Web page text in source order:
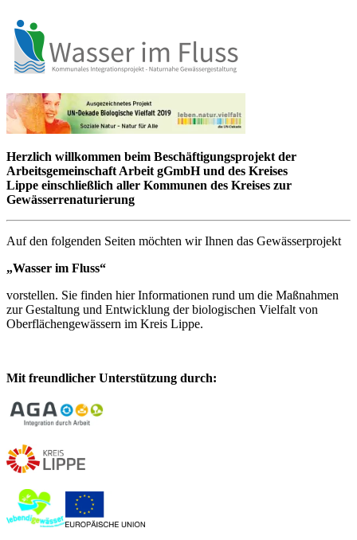
Herzlich willkommen beim Beschäftigungsprojekt der
Arbeitsgemeinschaft Arbeit gGmbH und des Kreises
Lippe einschließlich aller Kommunen des Kreises zur
Gewässerrenaturierung
Auf den folgenden Seiten möchten wir Ihnen das Gewässerprojekt
„Wasser im Fluss“
vorstellen. Sie finden hier Informationen rund um die Maßnahmen
zur Gestaltung und Entwicklung der biologischen Vielfalt von
Oberflächengewässern im Kreis Lippe.
Mit freundlicher Unterstützung durch: